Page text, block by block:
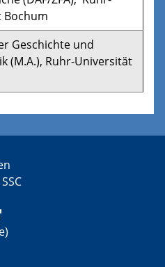
Bochum
Geschichte und
(M.A.), Ruhr-Universität